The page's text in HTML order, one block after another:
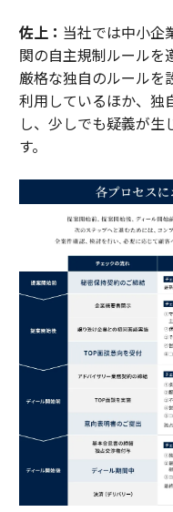
佐上： 当社では中小企
関の自主規制ルールを
厳格な独自のルールを
利用しているほか、独
し、少しでも疑義が生
す。